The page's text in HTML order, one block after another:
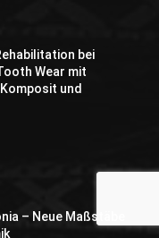
bei
Wear mit
und
– Neue Maßstäbe